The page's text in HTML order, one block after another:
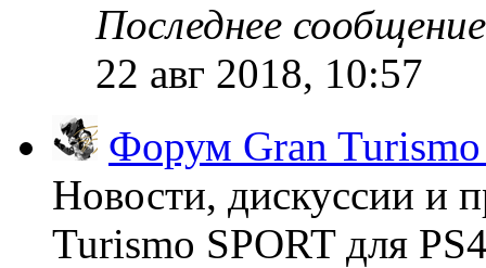
Последнее сообщение
22 авг 2018, 10:57
Форум Gran Turismo
Новости, дискуссии и
Turismo SPORT для